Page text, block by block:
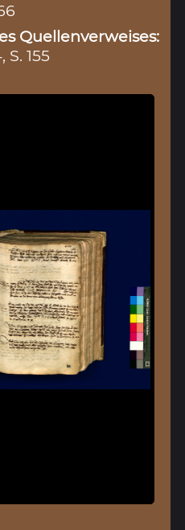
Quellenverweises:
155